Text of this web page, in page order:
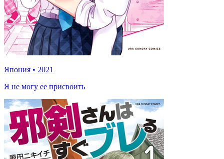
Япония • 2021
Я не могу ее присвоить